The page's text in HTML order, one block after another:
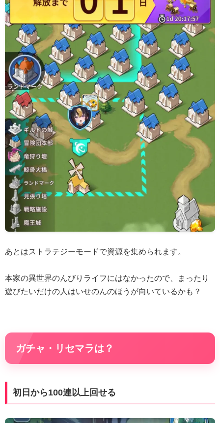
あとはストラテジーモードで資源を集められます。
本家の異世界のんびりライフにはなかったので、まったり
遊びたいだけの人はいせのんのほうが向いているかも？
ガチャ・リセマラは？
初日から100連以上回せる